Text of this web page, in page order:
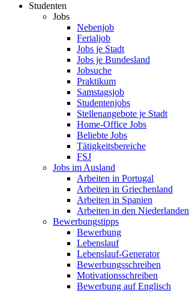
Studenten
Jobs
Nebenjob
Ferialjob
Jobs je Stadt
Jobs je Bundesland
Jobsuche
Praktikum
Samstagsjob
Studentenjobs
Stellenangebote je Stadt
Home-Office Jobs
Beliebte Jobs
Tätigkeitsbereiche
FSJ
Jobs im Ausland
Arbeiten in Portugal
Arbeiten in Griechenland
Arbeiten in Spanien
Arbeiten in den Niederlanden
Bewerbungstipps
Bewerbung
Lebenslauf
Lebenslauf-Generator
Bewerbungsschreiben
Motivationsschreiben
Bewerbung auf Englisch